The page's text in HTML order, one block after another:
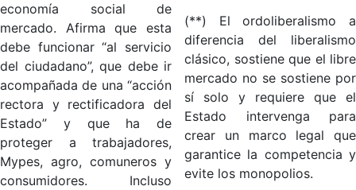
economía social de
mercado. Afirma que esta
debe funcionar “al servicio
del ciudadano”, que debe ir
acompañada de una “acción
rectora y rectificadora del
Estado” y que ha de
proteger a trabajadores,
Mypes, agro, comuneros y
consumidores. Incluso
(**) El ordoliberalismo a
diferencia del liberalismo
clásico, sostiene que el libre
mercado no se sostiene por
sí solo y requiere que el
Estado intervenga para
crear un marco legal que
garantice la competencia y
evite los monopolios.